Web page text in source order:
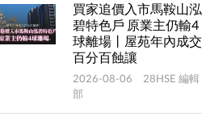
買家追價入市馬鞍山泓
碧特色戶 原業主仍輸4
球離場丨屋苑年內成交
百分百蝕讓
2026-08-06 28HSE 編輯
部